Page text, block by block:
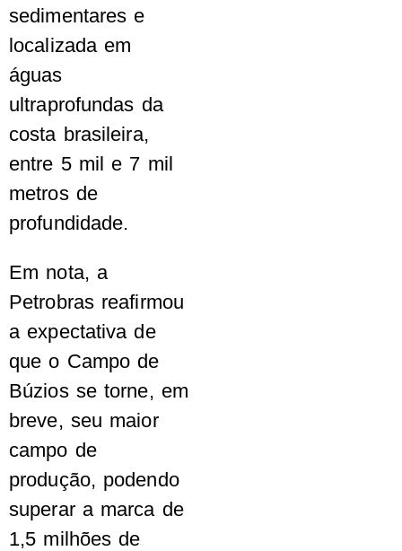
sedimentares e
localizada em
águas
ultraprofundas da
costa brasileira,
entre 5 mil e 7 mil
metros de
profundidade.
Em nota, a
Petrobras reafirmou
a expectativa de
que o Campo de
Búzios se torne, em
breve, seu maior
campo de
produção, podendo
superar a marca de
1,5 milhões de